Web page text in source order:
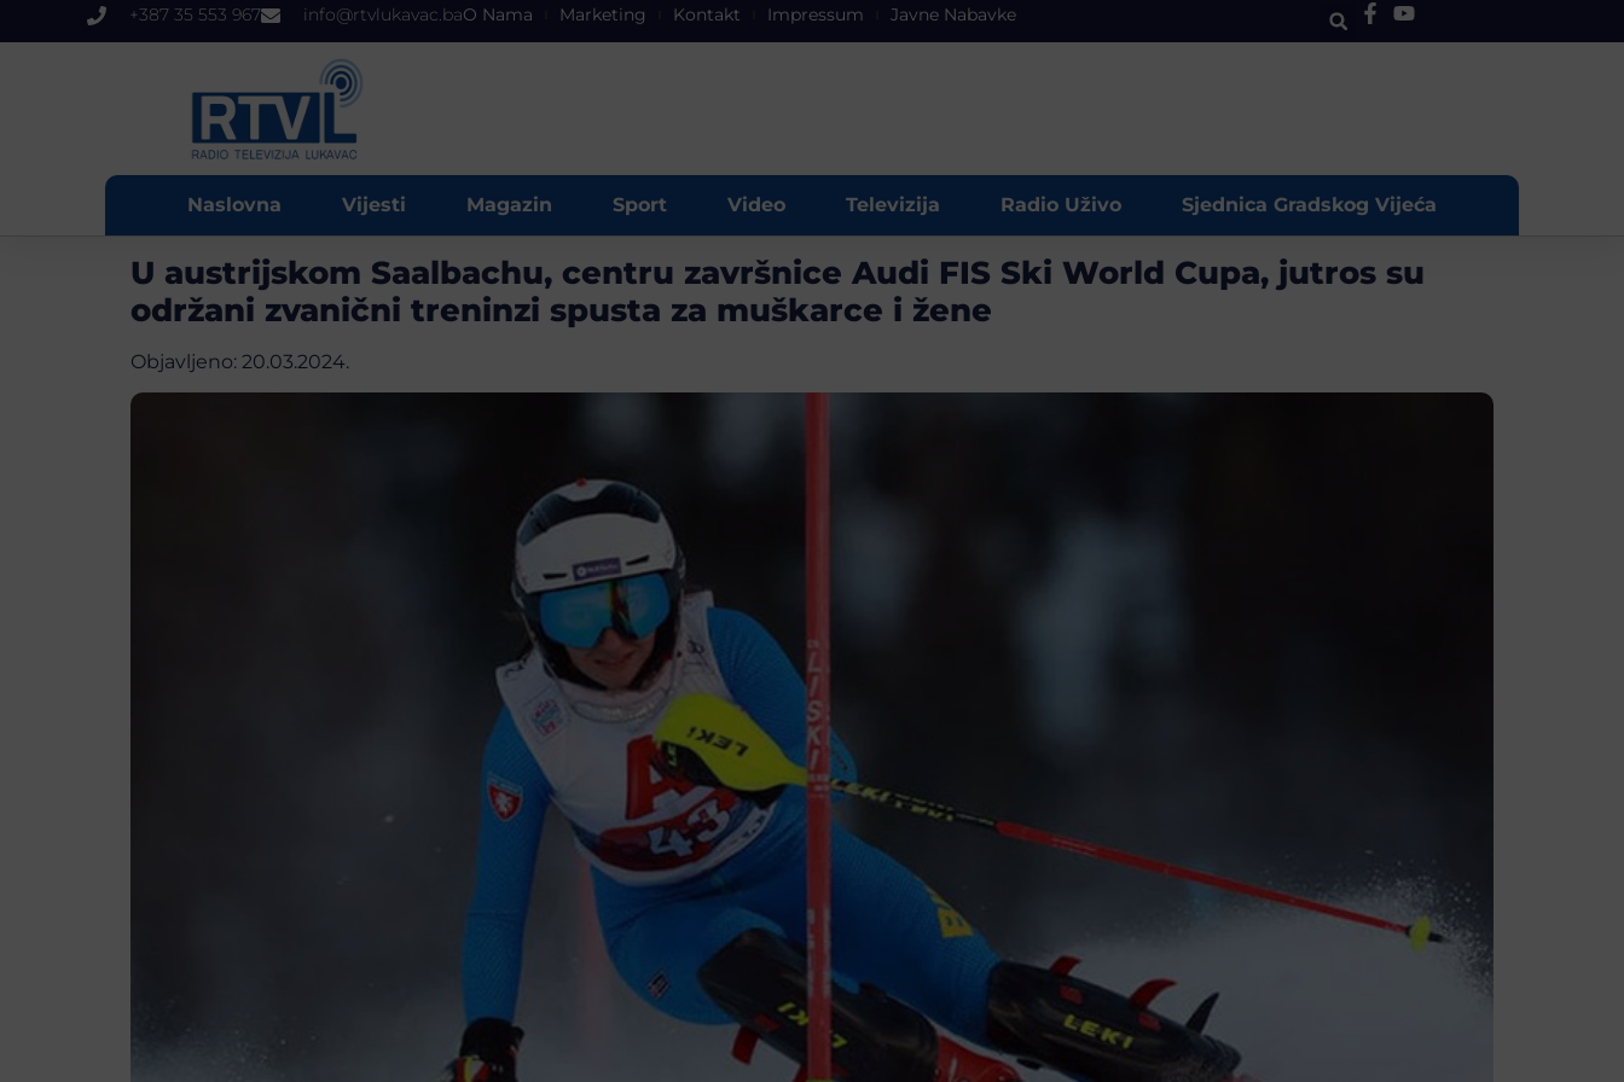
+387 35 553 967 info@rtvlukavac.baO Nama Marketing Kontakt Impressum Javne Nabavke
Naslovna Vijesti Magazin Sport Video Televizija Radio Uživo Sjednica Gradskog Vijeća
U austrijskom Saalbachu, centru završnice Audi FIS Ski World Cupa, jutros su
održani zvanični treninzi spusta za muškarce i žene
Objavljeno: 20.03.2024.